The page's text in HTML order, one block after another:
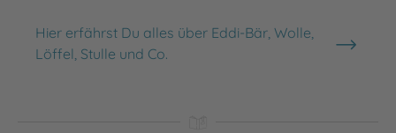
Hier erfährst Du alles über Eddi-Bär, Wolle,
Löffel, Stulle und Co.